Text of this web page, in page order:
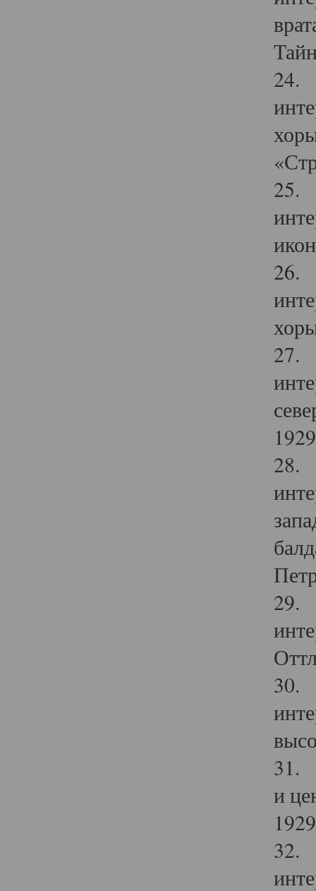
24.
25.
26.
27.
28.
29.
30.
31.
и
32.